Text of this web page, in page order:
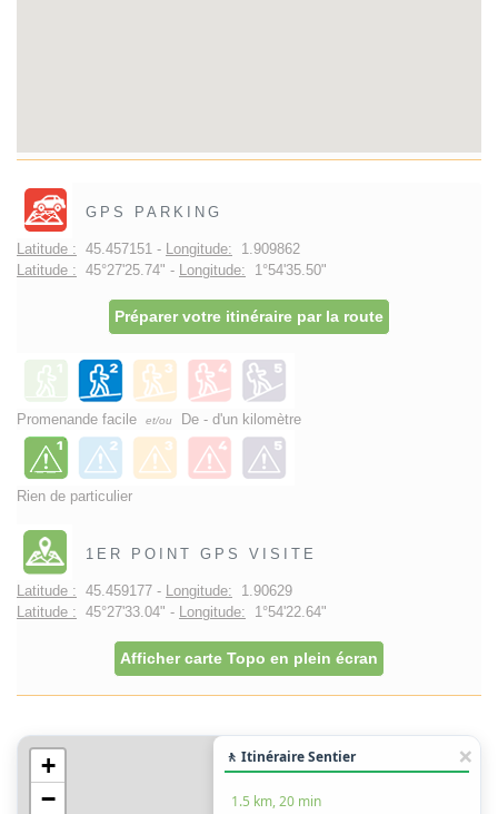
GPS PARKING
Latitude : 45.457151 - Longitude: 1.909862
Latitude : 45°27'25.74" - Longitude: 1°54'35.50"
Préparer votre itinéraire par la route
Promenande facile et/ou De - d'un kilomètre
Rien de particulier
1ER POINT GPS VISITE
Latitude : 45.459177 - Longitude: 1.90629
Latitude : 45°27'33.04" - Longitude: 1°54'22.64"
Afficher carte Topo en plein écran
+
−
🚶 Itinéraire Sentier
1.5 km, 20 min